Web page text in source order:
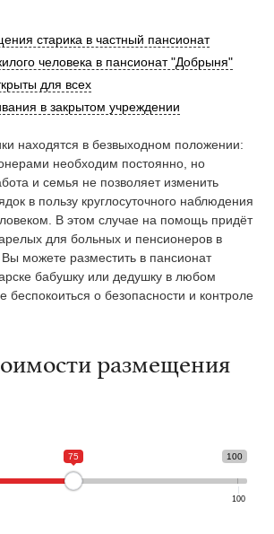
старика в частный пансионат
человека в пансионат "Добрыня"
для всех
в закрытом учреждении
находятся в безвыходном положении:
необходим постоянно, но
и семья не позволяет изменить
в пользу круглосуточного наблюдения
В этом случае на помощь придёт
для больных и пенсионеров в
можете разместить в пансионат
бабушку или дедушку в любом
беспокоиться о безопасности и контроле
размещения